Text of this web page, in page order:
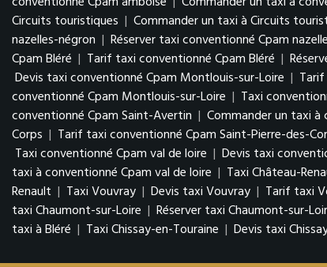
Circuits touristiques | Commander un taxi à Circuits
nazelles-négron | Réserver taxi conventionné Cpam
Cpam Bléré | Tarif taxi conventionné Cpam Bléré |
Devis taxi conventionné Cpam Montlouis-sur-Loire |
conventionné Cpam Montlouis-sur-Loire | Taxi
conventionné Cpam Saint-Avertin | Commander un taxi
Corps | Tarif taxi conventionné Cpam Saint-Pierre-des-
Taxi conventionné Cpam val de loire | Devis taxi
taxi à conventionné Cpam val de loire | Taxi Château-
Renault | Taxi Vouvray | Devis taxi Vouvray | Tarif taxi
taxi Chaumont-sur-Loire | Réserver taxi Chaumont-sur-
taxi à Bléré | Taxi Chissay-en-Touraine | Devis taxi